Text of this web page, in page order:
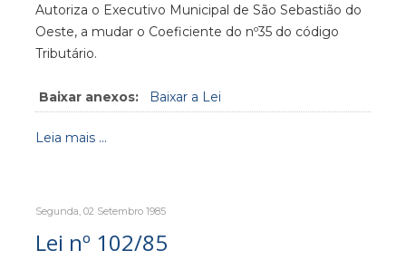
Autoriza o Executivo Municipal de São Sebastião do
Oeste, a mudar o Coeficiente do nº35 do código
Tributário.
Baixar anexos: Baixar a Lei
Leia mais ...
Segunda, 02 Setembro 1985
Lei nº 102/85